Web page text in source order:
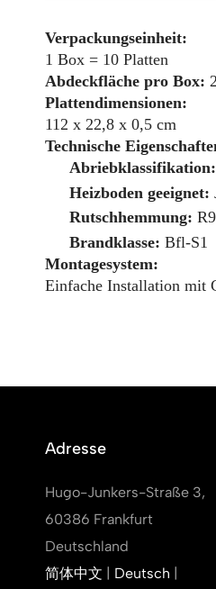
Verpackungseinheit:
1 Box = 10 Platten
Abdeckfläche pro Box:
Plattendimensionen:
112 x 22,8 x 0,5 cm
Technische
Abriebklassifikation:
Heizboden geeignet:
Rutschhemmung: R9
Brandklasse: Bfl-S1
Montagesystem:
Einfache Installation mit
Adresse
Hugo-Junkers-Straße 3,
60386 Frankfurt
Deutschland
简体中文 | Deutsch |